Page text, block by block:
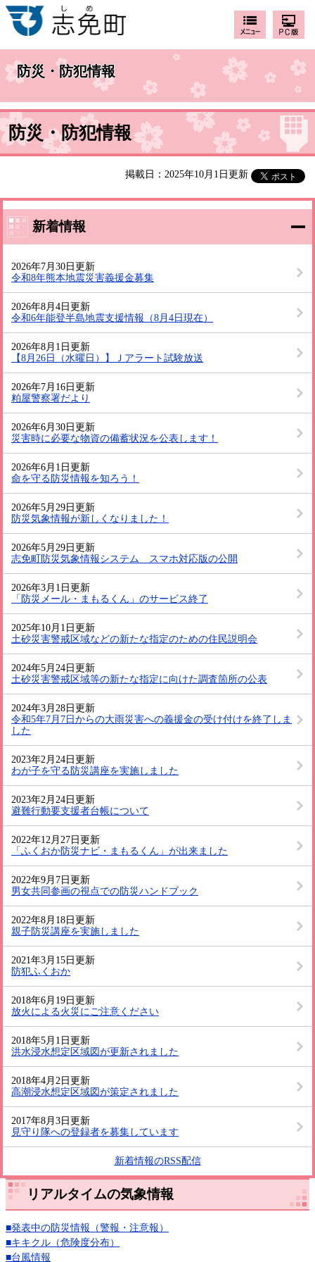
防災・防犯情報
防災・防犯情報
掲載日：2025年10月1日更新
新着情報
2026年7月30日更新
令和8年熊本地震災害義援金募集
2026年8月4日更新
令和6年能登半島地震支援情報（8月4日現在）
2026年8月1日更新
【8月26日（水曜日）】Ｊアラート試験放送
2026年7月16日更新
粕屋警察署だより
2026年6月30日更新
災害時に必要な物資の備蓄状況を公表します！
2026年6月1日更新
命を守る防災情報を知ろう！
2026年5月29日更新
防災気象情報が新しくなりました！
2026年5月29日更新
志免町防災気象情報システム スマホ対応版の公開
2026年3月1日更新
「防災メール・まもるくん」のサービス終了
2025年10月1日更新
土砂災害警戒区域などの新たな指定のための住民説明会
2024年5月24日更新
土砂災害警戒区域等の新たな指定に向けた調査箇所の公表
2024年3月28日更新
令和5年7月7日からの大雨災害への義援金の受け付けを終了しま
した
2023年2月24日更新
わが子を守る防災講座を実施しました
2023年2月24日更新
避難行動要支援者台帳について
2022年12月27日更新
「ふくおか防災ナビ・まもるくん」が出来ました
2022年9月7日更新
男女共同参画の視点での防災ハンドブック
2022年8月18日更新
親子防災講座を実施しました
2021年3月15日更新
防犯ふくおか
2018年6月19日更新
放火による火災にご注意ください
2018年5月1日更新
洪水浸水想定区域図が更新されました
2018年4月2日更新
高潮浸水想定区域図が策定されました
2017年8月3日更新
見守り隊への登録者を募集しています
新着情報のRSS配信
リアルタイムの気象情報
■発表中の防災情報（警報・注意報）
■キキクル（危険度分布）
■台風情報